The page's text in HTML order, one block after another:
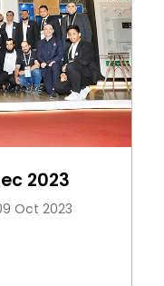
2023
Oct 2023